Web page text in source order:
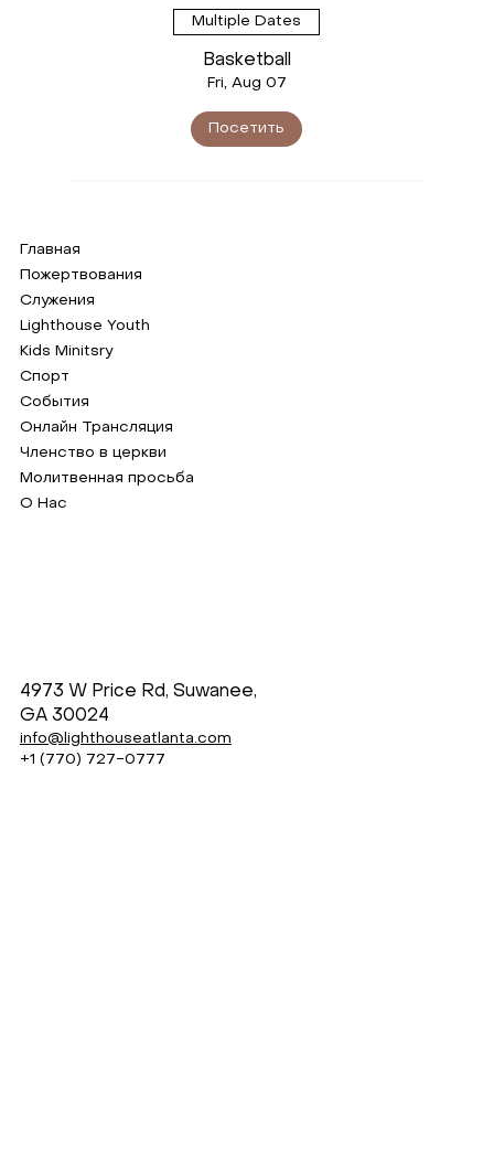
Multiple Dates
Basketball
Fri, Aug 07
Посетить
Главная
Пожертвования
Служения
Lighthouse Youth
Kids Minitsry
Спорт
События
Онлайн Трансляция
Членство в церкви
Молитвенная просьба
О Нас
4973 W Price Rd, Suwanee,
GA 30024
info@lighthouseatlanta.com
+1 (770) 727-0777